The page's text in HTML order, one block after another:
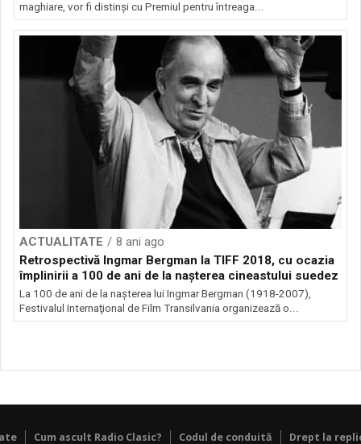
maghiare, vor fi distinşi cu Premiul pentru întreaga...
ACTUALITATE
8 ani ago
Retrospectivă Ingmar Bergman la TIFF 2018, cu ocazia
împlinirii a 100 de ani de la naşterea cineastului suedez
La 100 de ani de la naşterea lui Ingmar Bergman (1918-2007),
Festivalul Internaţional de Film Transilvania organizează o...
Cum ascult Radio Clasic? Codul de conduită Drept la